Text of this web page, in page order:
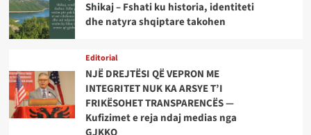
Shikaj – Fshati ku historia, identiteti
dhe natyra shqiptare takohen
Editorial
NJË DREJTËSI QË VEPRON ME
INTEGRITET NUK KA ARSYE T’I
FRIKËSOHET TRANSPARENCËS —
Kufizimet e reja ndaj medias nga